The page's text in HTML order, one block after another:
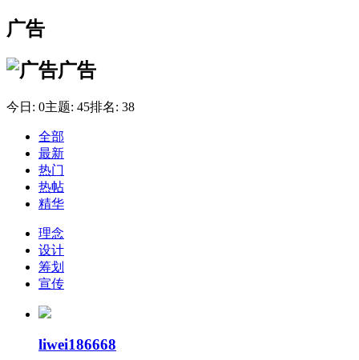
广告
广告
今日: 0主题: 45排名: 38
全部
最新
热门
热帖
精华
理念
设计
筹划
宣传
liwei186668